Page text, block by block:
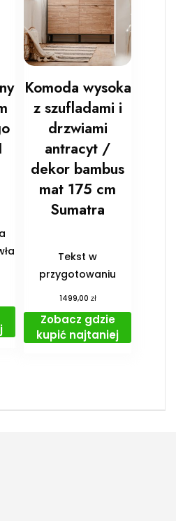
Komoda wysoka
z szufladami i
drzwiami
antracyt /
dekor bambus
mat 175 cm
Sumatra
Tekst w
przygotowaniu
1499,00 zł
Zobacz gdzie
kupić najtaniej